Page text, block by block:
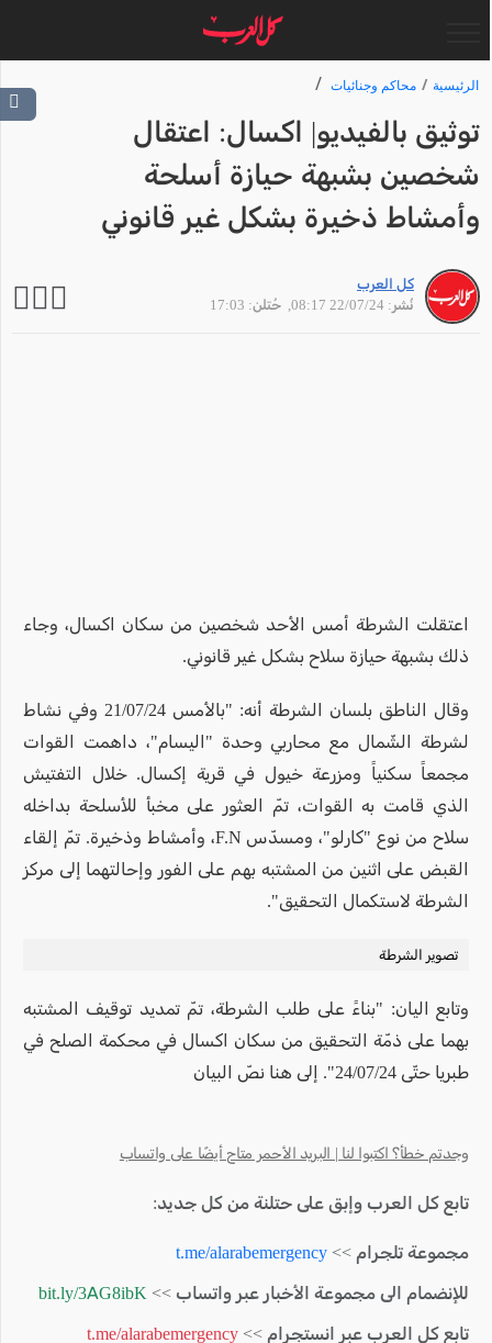
الرئيسية محاكم وجنائيات
توثيق بالفيديو| اكسال: اعتقال
شخصين بشبهة حيازة أسلحة
وأمشاط ذخيرة بشكل غير قانوني
كل العرب
نُشر: 22/07/24 08:17
, حُتلن: 17:03
اعتقلت الشرطة أمس الأحد شخصين من سكان اكسال، وجاء
ذلك بشبهة حيازة سلاح بشكل غير قانوني.
وقال الناطق بلسان الشرطة أنه: "بالأمس 21/07/24 وفي نشاط
لشرطة الشّمال مع محاربي وحدة "اليسام"، داهمت القوات
مجمعاً سكنياً ومزرعة خيول في قرية إكسال. خلال التفتيش
الذي قامت به القوات، تمّ العثور على مخبأ للأسلحة بداخله
سلاح من نوع "كارلو"، ومسدّس F.N، وأمشاط وذخيرة. تمّ إلقاء
القبض على اثنين من المشتبه بهم على الفور وإحالتهما إلى مركز
الشرطة لاستكمال التحقيق".
تصوير الشرطة
وتابع اليان: "بناءً على طلب الشرطة، تمّ تمديد توقيف المشتبه
بهما على ذمّة التحقيق من سكان اكسال في محكمة الصلح في
طبريا حتّى 24/07/24". إلى هنا نصّ البيان
وجدتم خطأ؟ اكتبوا لنا | البريد الأحمر متاح أيضًا على واتساب
تابع كل العرب وإبق على حتلنة من كل جديد:
مجموعة تلجرام >> t.me/alarabemergency
للإنضمام الى مجموعة الأخبار عبر واتساب >> bit.ly/3AG8ibK
تابع كل العرب عبر انستجرام >> t.me/alarabemergency